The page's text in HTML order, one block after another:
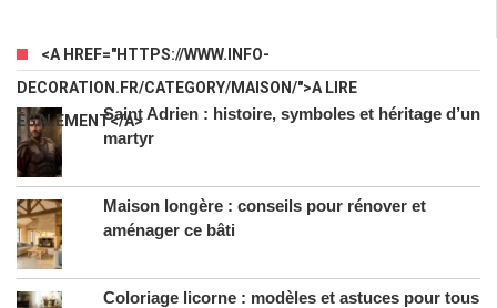
<A HREF="HTTPS://WWW.INFO-
DECORATION.FR/CATEGORY/MAISON/">A LIRE
ÉGALEMENT</A>Saint Adrien : histoire, symboles et héritage d’un
martyr
Maison longère : conseils pour rénover et
aménager ce bâti
Coloriage licorne : modèles et astuces pour tous